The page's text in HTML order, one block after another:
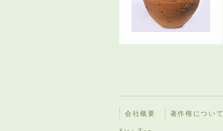
会社概要 著作権について